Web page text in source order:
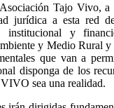
Tajo Vivo, a
jurídica a esta red
institucional y
y Medio Rural y
que van a
disponga de los
sea una realidad.